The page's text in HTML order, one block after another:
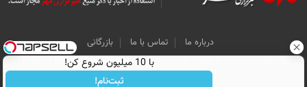
درباره ما تماس با ما
بازرگانی
All Content by Mehr News Agency is licensed under a Creative Commons
Attribution 4.0 International License.
با 10 میلیون شروع کن!
ثبت‌نام!